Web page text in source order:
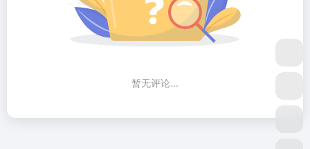
暂无评论...